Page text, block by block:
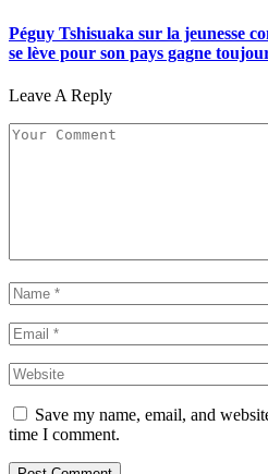
Péguy Tshisuaka sur la jeunesse
se lève pour son pays gagne
Leave A Reply
Save my name, email, and
time I comment.